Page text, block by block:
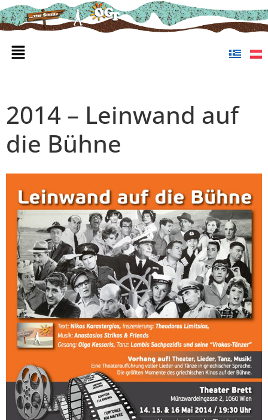
2014 – Leinwand auf
die Bühne